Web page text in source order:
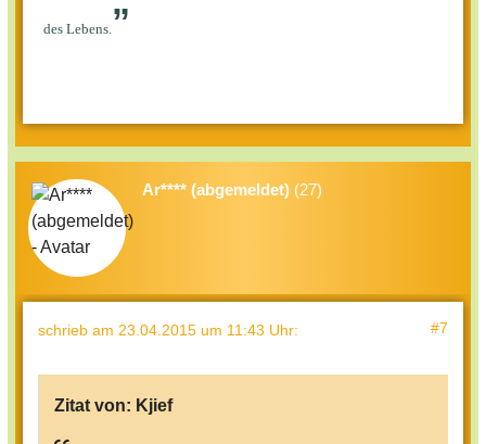
des Lebens.”
Ar**** (abgemeldet) (27)
schrieb am 23.04.2015 um 11:43 Uhr: #7
Zitat von: Kjief